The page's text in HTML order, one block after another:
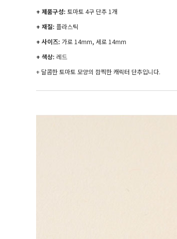
+ 제품구성: 토마토 4구 단추 1개
+ 재질: 플라스틱
+ 사이즈: 가로 14mm, 세로 14mm
+ 색상: 레드
+ 달콤한 토마토 모양의 깜찍한 캐릭터 단추입니다.